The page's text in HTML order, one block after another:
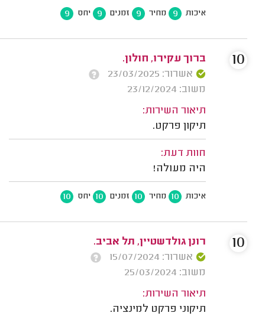
איכות 9 מחיר 9 זמנים 9 יחס 9
ברוך עקירו, חולון.
אשרור: 23/03/2025
משוב: 23/12/2024
תיאור השירות:
תיקון פרקט.
חוות דעת:
היה מעולה!
איכות 10 מחיר 10 זמנים 10 יחס 10
10
רונן גולדשטיין, תל אביב.
אשרור: 15/07/2024
משוב: 25/03/2024
תיאור השירות:
תיקוני פרקט למינציה.
10